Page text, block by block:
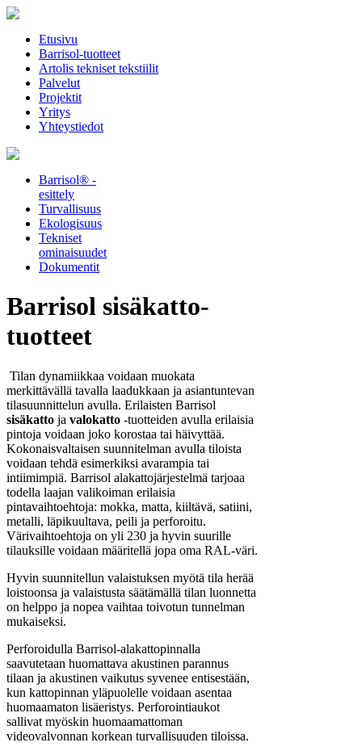
Etusivu
Barrisol-tuotteet
Artolis tekniset tekstiilit
Palvelut
Projektit
Yritys
Yhteystiedot
Barrisol® -
esittely
Turvallisuus
Ekologisuus
Tekniset
ominaisuudet
Dokumentit
Barrisol sisäkatto-
tuotteet
Tilan dynamiikkaa voidaan muokata
merkittävällä tavalla laadukkaan ja asiantuntevan
tilasuunnittelun avulla. Erilaisten Barrisol
sisäkatto ja valokatto -tuotteiden avulla erilaisia
pintoja voidaan joko korostaa tai häivyttää.
Kokonaisvaltaisen suunnitelman avulla tiloista
voidaan tehdä esimerkiksi avarampia tai
intiimimpiä. Barrisol alakattojärjestelmä tarjoaa
todella laajan valikoiman erilaisia
pintavaihtoehtoja: mokka, matta, kiiltävä, satiini,
metalli, läpikuultava, peili ja perforoitu.
Värivaihtoehtoja on yli 230 ja hyvin suurille
tilauksille voidaan määritellä jopa oma RAL-väri.
Hyvin suunnitellun valaistuksen myötä tila herää
loistoonsa ja valaistusta säätämällä tilan luonnetta
on helppo ja nopea vaihtaa toivotun tunnelman
mukaiseksi.
Perforoidulla Barrisol-alakattopinnalla
saavutetaan huomattava akustinen parannus
tilaan ja akustinen vaikutus syvenee entisestään,
kun kattopinnan yläpuolelle voidaan asentaa
huomaamaton lisäeristys. Perforointiaukot
sallivat myöskin huomaamattoman
videovalvonnan korkean turvallisuuden tiloissa.